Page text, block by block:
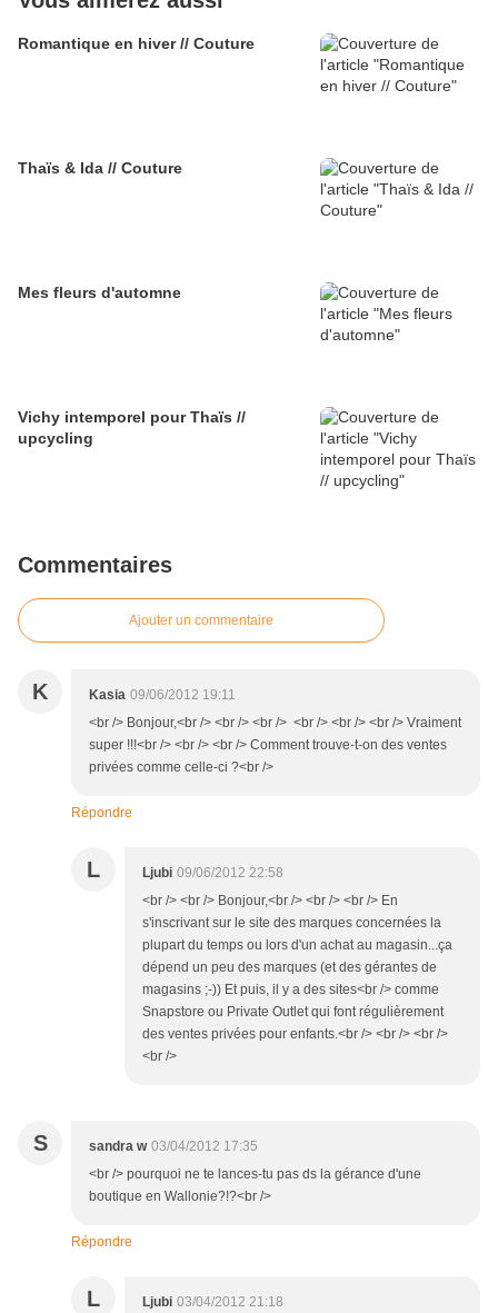
Romantique en hiver // Couture
Thaïs & Ida // Couture
Mes fleurs d'automne
Vichy intemporel pour Thaïs //
upcycling
Commentaires
Ajouter un commentaire
K Kasia 09/06/2012 19:11
<br /> Bonjour,<br /> <br /> <br /> <br /> <br /> <br /> Vraiment
super !!!<br /> <br /> <br /> Comment trouve-t-on des ventes
privées comme celle-ci ?<br />
Répondre
L Ljubi 09/06/2012 22:58
<br /> <br /> Bonjour,<br /> <br /> <br /> En
s'inscrivant sur le site des marques concernées la
plupart du temps ou lors d'un achat au magasin...ça
dépend un peu des marques (et des gérantes de
magasins ;-)) Et puis, il y a des sites<br /> comme
Snapstore ou Private Outlet qui font régulièrement
des ventes privées pour enfants.<br /> <br /> <br />
<br />
S sandra w 03/04/2012 17:35
<br /> pourquoi ne te lances-tu pas ds la gérance d'une
boutique en Wallonie?!?<br />
Répondre
L Ljubi 03/04/2012 21:18